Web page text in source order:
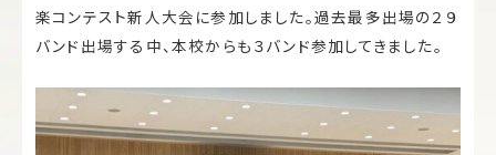
楽コンテスト新人大会に参加しました。過去最多出場の２９
バンド出場する中、本校からも３バンド参加してきました。